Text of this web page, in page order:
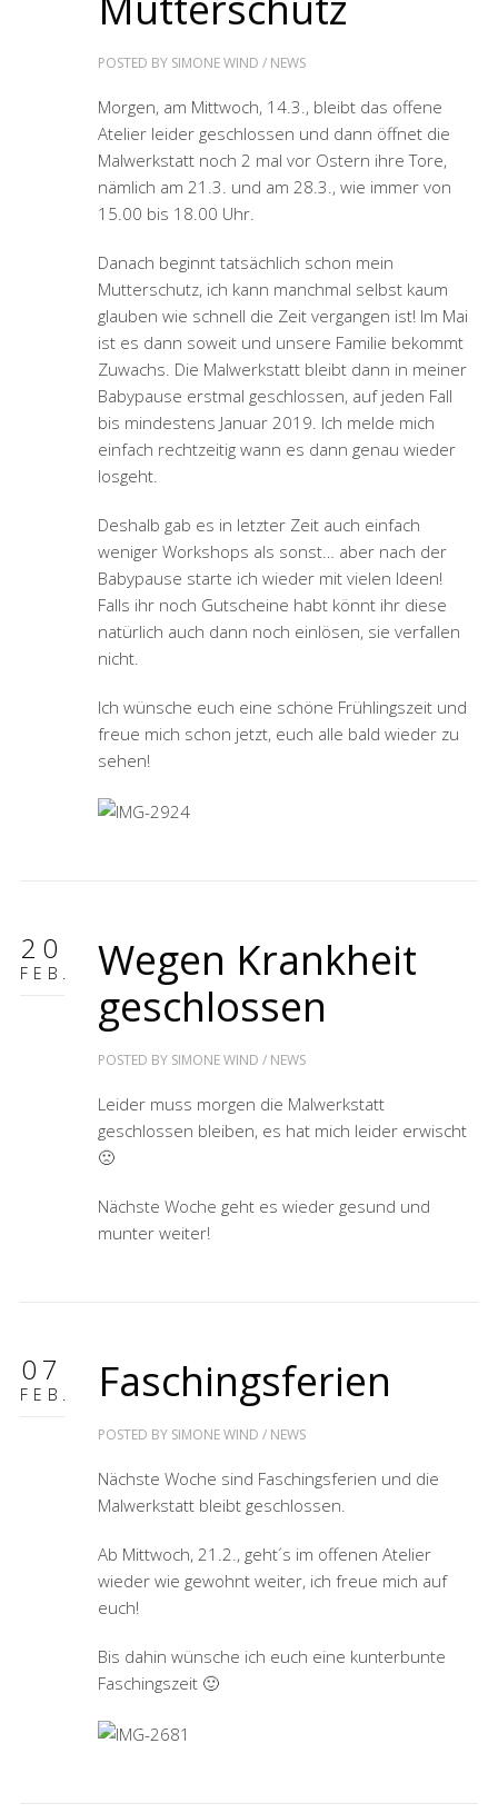
POSTED BY SIMONE WIND / NEWS
Morgen, am Mittwoch, 14.3., bleibt das offene
Atelier leider geschlossen und dann öffnet die
Malwerkstatt noch 2 mal vor Ostern ihre Tore,
nämlich am 21.3. und am 28.3., wie immer von
15.00 bis 18.00 Uhr.
Danach beginnt tatsächlich schon mein
Mutterschutz, ich kann manchmal selbst kaum
glauben wie schnell die Zeit vergangen ist! Im Mai
ist es dann soweit und unsere Familie bekommt
Zuwachs. Die Malwerkstatt bleibt dann in meiner
Babypause erstmal geschlossen, auf jeden Fall
bis mindestens Januar 2019. Ich melde mich
einfach rechtzeitig wann es dann genau wieder
losgeht.
Deshalb gab es in letzter Zeit auch einfach
weniger Workshops als sonst… aber nach der
Babypause starte ich wieder mit vielen Ideen!
Falls ihr noch Gutscheine habt könnt ihr diese
natürlich auch dann noch einlösen, sie verfallen
nicht.
Ich wünsche euch eine schöne Frühlingszeit und
freue mich schon jetzt, euch alle bald wieder zu
sehen!
20
FEB.
Wegen Krankheit
geschlossen
POSTED BY SIMONE WIND / NEWS
Leider muss morgen die Malwerkstatt
geschlossen bleiben, es hat mich leider erwischt
🙁
Nächste Woche geht es wieder gesund und
munter weiter!
07
FEB. Faschingsferien
POSTED BY SIMONE WIND / NEWS
Nächste Woche sind Faschingsferien und die
Malwerkstatt bleibt geschlossen.
Ab Mittwoch, 21.2., geht´s im offenen Atelier
wieder wie gewohnt weiter, ich freue mich auf
euch!
Bis dahin wünsche ich euch eine kunterbunte
Faschingszeit 🙂